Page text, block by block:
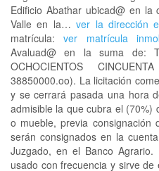
Edificio Abathar ubicad@ en
Valle en la…ver la dirección
matrícula:ver matrícula
Avaluad@ en la suma de:
OCHOCIENTOS
38850000.oo). La licitación
y se cerrará pasada una hora
admisible la que cubra el (70%)
o mueble, previa consignación
serán consignados en la
Juzgado, en el Banco
usado con frecuencia y sirve